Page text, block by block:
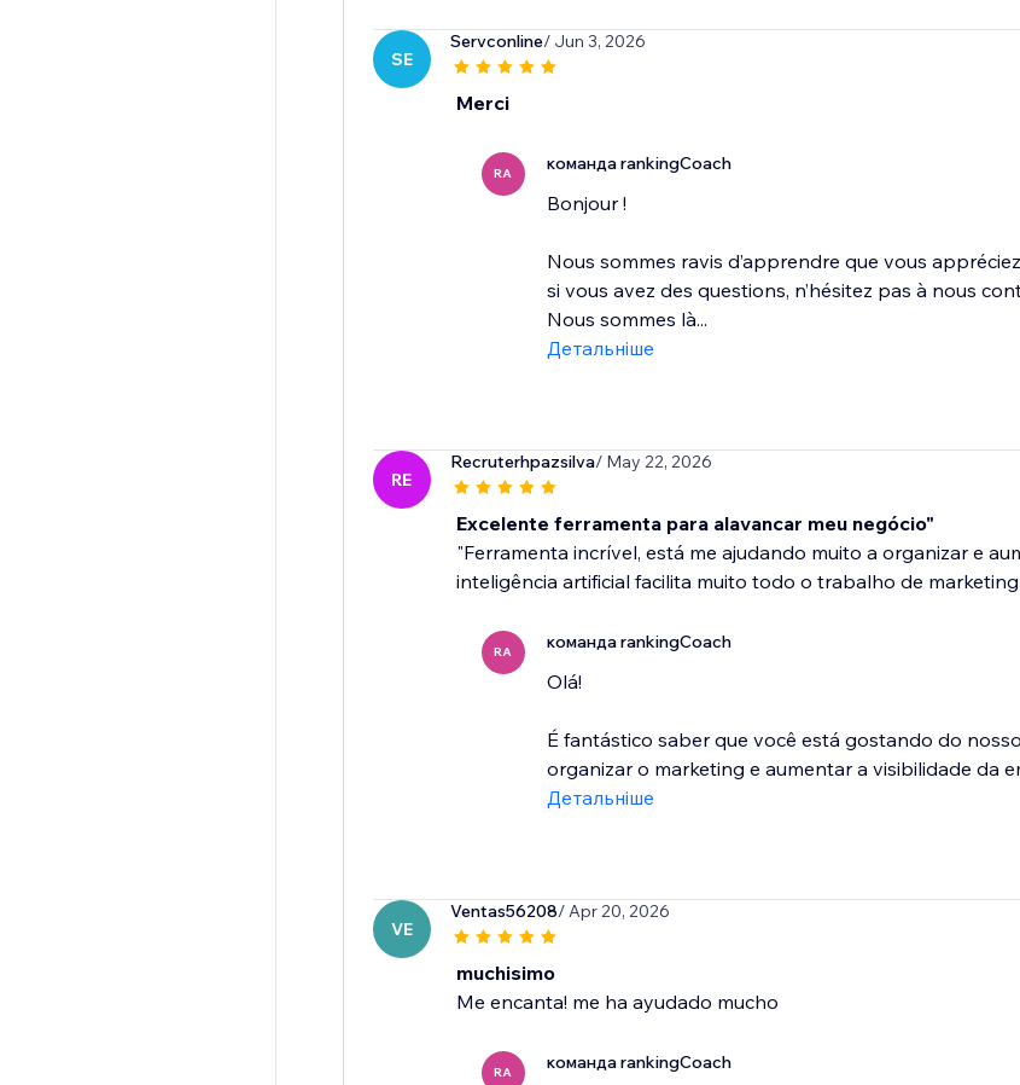
SE
Servconline/ Jun 3, 2026
Merci
RA команда rankingCoach
Bonjour !
Nous sommes ravis d’apprendre que vous
si vous avez des questions, n’hésitez pas à nous
Nous sommes là...
Детальніше
RE
Recruterhpazsilva/ May 22, 2026
Excelente ferramenta para alavancar meu negócio"
"Ferramenta incrível, está me ajudando muito a organizar e
inteligência artificial facilita muito todo o trabalho de
RA команда rankingCoach
Olá!
É fantástico saber que você está gostando do
organizar o marketing e aumentar a visibilidade da
Детальніше
VE
Ventas56208/ Apr 20, 2026
muchisimo
Me encanta! me ha ayudado mucho
RA команда rankingCoach